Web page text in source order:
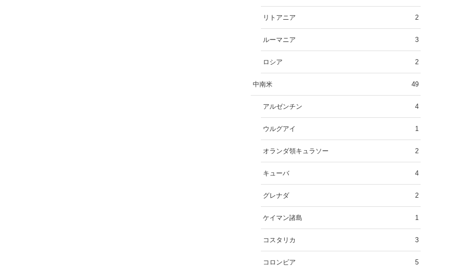
リトアニア 2
ルーマニア 3
ロシア 2
中南米 49
アルゼンチン 4
ウルグアイ 1
オランダ領キュラソー 2
キューバ 4
グレナダ 2
ケイマン諸島 1
コスタリカ 3
コロンビア 5